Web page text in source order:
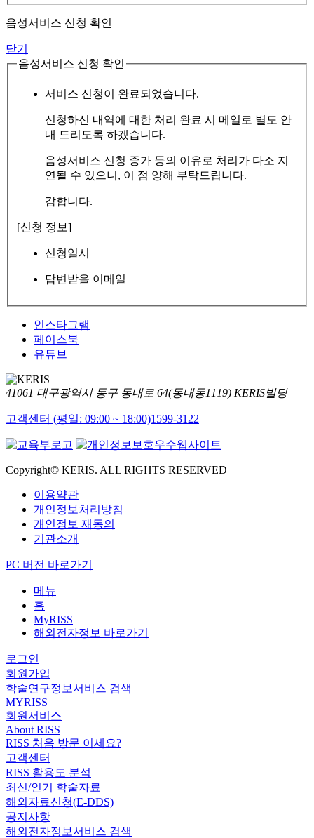
음성서비스 신청 확인
닫기
음성서비스 신청 확인
서비스 신청이 완료되었습니다.
신청하신 내역에 대한 처리 완료 시 메일로 별도 안
내 드리도록 하겠습니다.
음성서비스 신청 증가 등의 이유로 처리가 다소 지
연될 수 있으니, 이 점 양해 부탁드립니다.
감합니다.
[신청 정보]
신청일시
답변받을 이메일
인스타그램
페이스북
유튜브
41061 대구광역시 동구 동내로 64(동내동1119) KERIS빌딩
고객센터 (평일: 09:00 ~ 18:00)1599-3122
Copyright© KERIS. ALL RIGHTS RESERVED
이용약관
개인정보처리방침
개인정보 재동의
기관소개
PC 버전 바로가기
메뉴
홈
MyRISS
해외전자정보 바로가기
로그인
회원가입
학술연구정보서비스 검색
MYRISS
회원서비스
About RISS
RISS 처음 방문 이세요?
고객센터
RISS 활용도 분석
최신/인기 학술자료
해외자료신청(E-DDS)
공지사항
해외전자정보서비스 검색